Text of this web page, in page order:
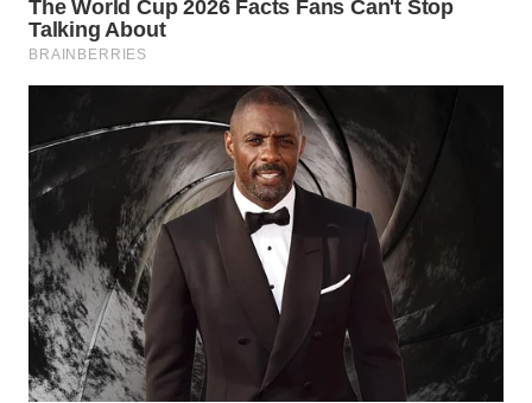
TAPANULI
SELATAN
TANJUNG
LESUNG
WN
KARO
WN
SIMALUNGUN
WN